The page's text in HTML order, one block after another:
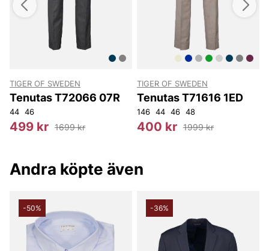
56 92
TIGER OF SWEDEN
Tenutas T72066 07R
44 46
499 kr 1699 kr
TIGER OF SWEDEN
Tenutas T71616 1ED
146 44 46 48
400 kr 1999 kr
Andra köpte även
-50% -36%